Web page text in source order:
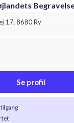
17, 8680 Ry
Se profil